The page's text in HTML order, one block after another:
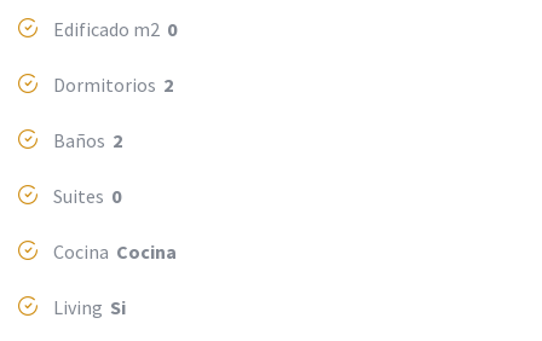
Edificado m2 0
Dormitorios 2
Baños 2
Suites 0
Cocina Cocina
Living Si